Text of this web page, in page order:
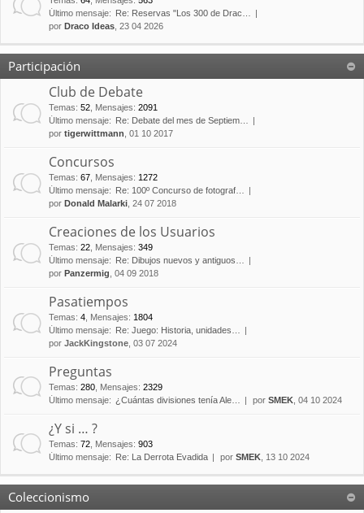
Último mensaje:
Re: Reservas "Los 300 de Drac…
por Draco Ideas , 23 04 2026
Participación
Club de Debate
Temas: 52 Mensajes: 2091
Último mensaje:
Re: Debate del mes de Septiem…
por tigerwittmann , 01 10 2017
Concursos
Temas: 67 Mensajes: 1272
Último mensaje:
Re: 100º Concurso de fotograf…
por Donald Malarki , 24 07 2018
Creaciones de los Usuarios
Temas: 22 Mensajes: 349
Último mensaje:
Re: Dibujos nuevos y antiguos…
por Panzermig , 04 09 2018
Pasatiempos
Temas: 4 Mensajes: 1804
Último mensaje:
Re: Juego: Historia, unidades…
por JackKingstone , 03 07 2024
Preguntas
Temas: 280 Mensajes: 2329
Último mensaje: ¿Cuántas divisiones tenía Ale… por SMEK , 04 10 2024
¿Y si … ?
Temas: 72 Mensajes: 903
Último mensaje:
Re: La Derrota Evadida por SMEK , 13 10 2024
Coleccionismo